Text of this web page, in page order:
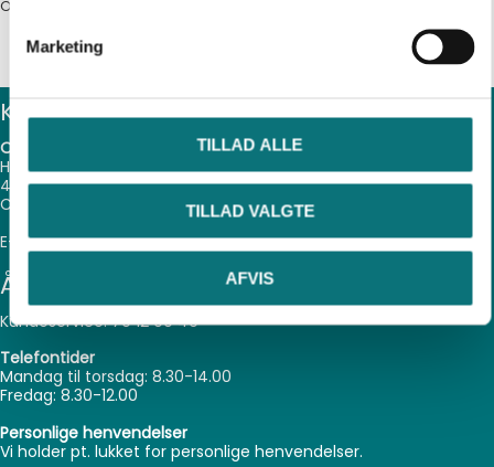
Marketing
TILLAD ALLE
TILLAD VALGTE
AFVIS
Odsherred
Kontakt
Odsherred Forsyning
Hovedgaden 39
4571 Grevinge
CVR-nr. 31627494
E-mail:info@odsherredforsyning.dk
Åbningstider
Kundeservice:70 12 00 49
Telefontider
Mandag til torsdag: 8.30-14.00
Fredag: 8.30-12.00
Personlige henvendelser
Vi holder pt. lukket for personlige henvendelser.